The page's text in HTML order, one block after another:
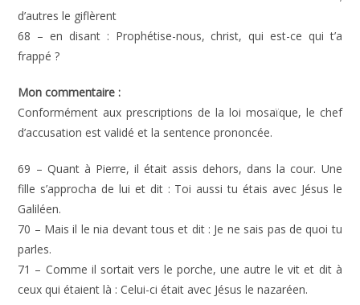
d’autres le giflèrent
68 – en disant : Prophétise-nous, christ, qui est-ce qui t’a
frappé ?
Mon commentaire :
Conformément aux prescriptions de la loi mosaïque, le chef
d’accusation est validé et la sentence prononcée.
69 – Quant à Pierre, il était assis dehors, dans la cour. Une
fille s’approcha de lui et dit : Toi aussi tu étais avec Jésus le
Galiléen.
70 – Mais il le nia devant tous et dit : Je ne sais pas de quoi tu
parles.
71 – Comme il sortait vers le porche, une autre le vit et dit à
ceux qui étaient là : Celui-ci était avec Jésus le nazaréen.